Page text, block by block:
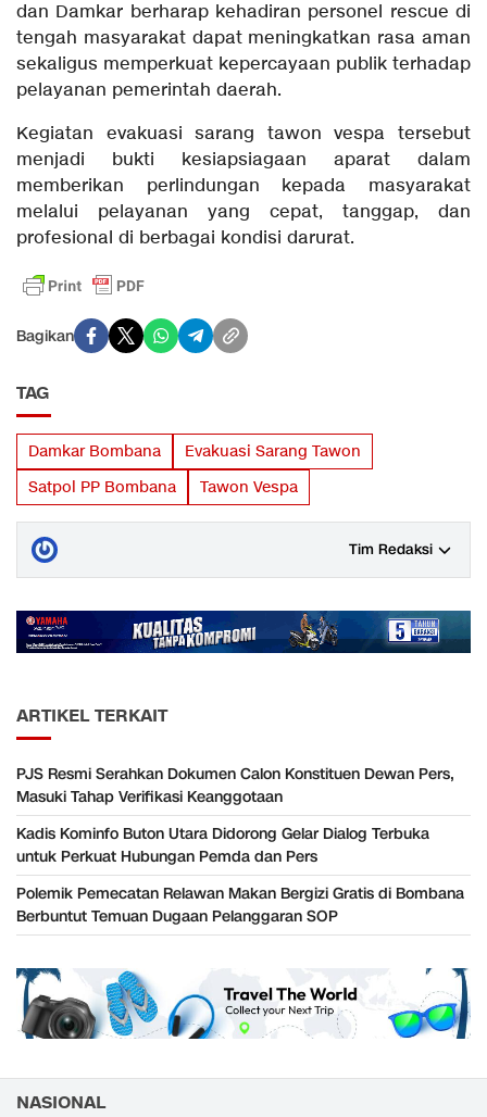
dan Damkar berharap kehadiran personel rescue di
tengah masyarakat dapat meningkatkan rasa aman
sekaligus memperkuat kepercayaan publik terhadap
pelayanan pemerintah daerah.
Kegiatan evakuasi sarang tawon vespa tersebut
menjadi bukti kesiapsiagaan aparat dalam
memberikan perlindungan kepada masyarakat
melalui pelayanan yang cepat, tanggap, dan
profesional di berbagai kondisi darurat.
Bagikan
TAG
Damkar Bombana
Evakuasi Sarang Tawon
Satpol PP Bombana
Tawon Vespa
Tim Redaksi
ARTIKEL TERKAIT
PJS Resmi Serahkan Dokumen Calon Konstituen Dewan Pers,
Masuki Tahap Verifikasi Keanggotaan
Kadis Kominfo Buton Utara Didorong Gelar Dialog Terbuka
untuk Perkuat Hubungan Pemda dan Pers
Polemik Pemecatan Relawan Makan Bergizi Gratis di Bombana
Berbuntut Temuan Dugaan Pelanggaran SOP
NASIONAL